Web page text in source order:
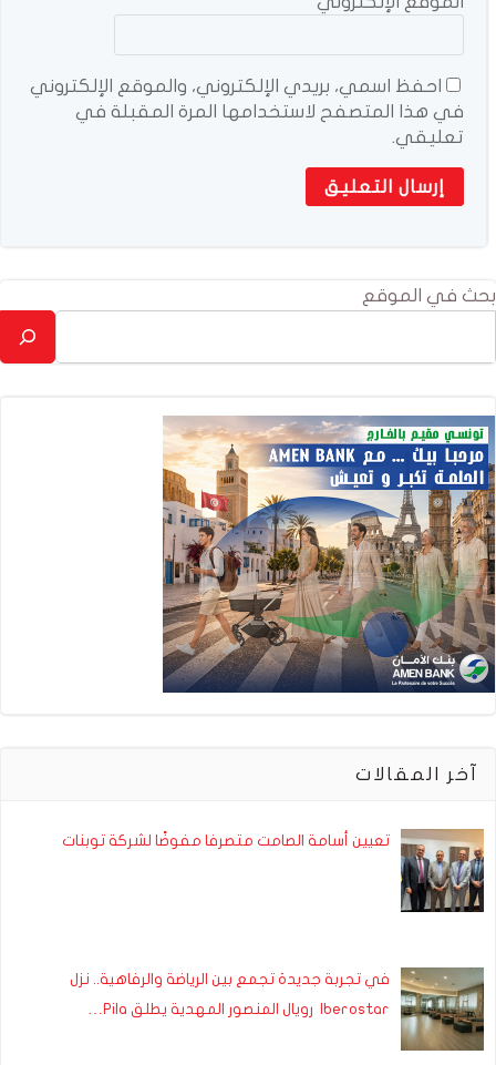
احفظ اسمي، بريدي الإلكتروني، والموقع الإلكتروني
في هذا المتصفح لاستخدامها المرة المقبلة في
تعليقي.
بحث في الموقع
آخر المقالات
تعيين أسامة الصامت متصرفا مفوضًا لشركة توبنات
في تجربة جديدة تجمع بين الرياضة والرفاهية.. نزل
Iberostar رويال المنصور المهدية يطلق Pila…